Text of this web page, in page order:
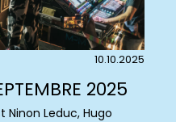
10.10.2025
2025
Ninon Leduc, Hugo